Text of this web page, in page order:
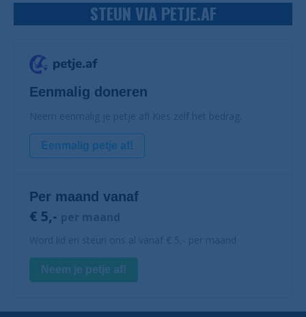
STEUN VIA PETJE.AF
Eenmalig doneren
Neem eenmalig je petje af! Kies zelf het bedrag.
Eenmalig petje af!
Per maand vanaf
€ 5,- per maand
Word lid en steun ons al vanaf € 5,- per maand
Neem je petje af!